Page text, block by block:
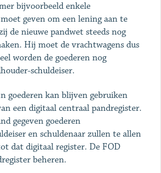
bijvoorbeeld enkele
geven om een lening aan te
de nieuwe pandwet steeds nog
Hij moet de vrachtwagens dus
worden de goederen nog
schuldeiser.
goederen kan blijven gebruiken
een digitaal centraal pandregister.
gegeven goederen
en schuldenaar zullen te allen
dat digitaal register. De FOD
beheren.